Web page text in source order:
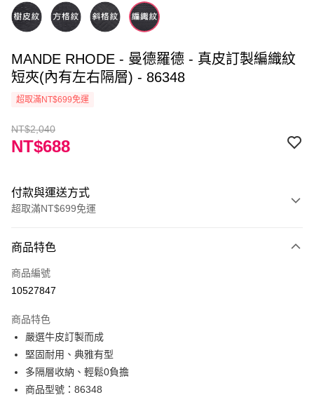
MANDE RHODE - 曼德羅德 - 真皮訂製編織紋
短夾(內有左右隔層) - 86348
超取滿NT$699免運
NT$2,040
NT$688
付款與運送方式
超取滿NT$699免運
信用卡一次付款
超商取貨付款
Apple Pay
街口支付
悠遊付
商品特色
商品編號
10527847
商品特色
嚴選牛皮訂製而成
堅固耐用、典雅有型
多隔層收納、輕鬆0負擔
商品型號：86348